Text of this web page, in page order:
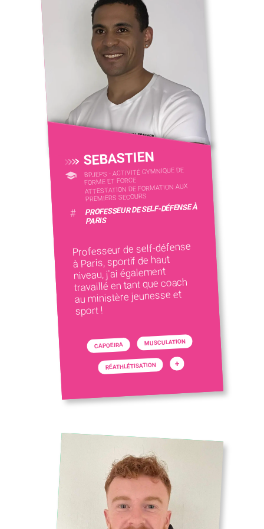
SEBASTIEN
BPJEPS - ACTIVITÉ GYMNIQUE DE
FORME ET FORCE
ATTESTATION DE FORMATION AUX
PREMIERS SECOURS
# PROFESSEUR DE SELF-DÉFENSE À
PARIS
Professeur de self-défense
à Paris, sportif de haut
niveau, j'ai également
travaillé en tant que coach
au ministère jeunesse et
sport !
CAPOEIRA MUSCULATION
RÉATHLÉTISATION +